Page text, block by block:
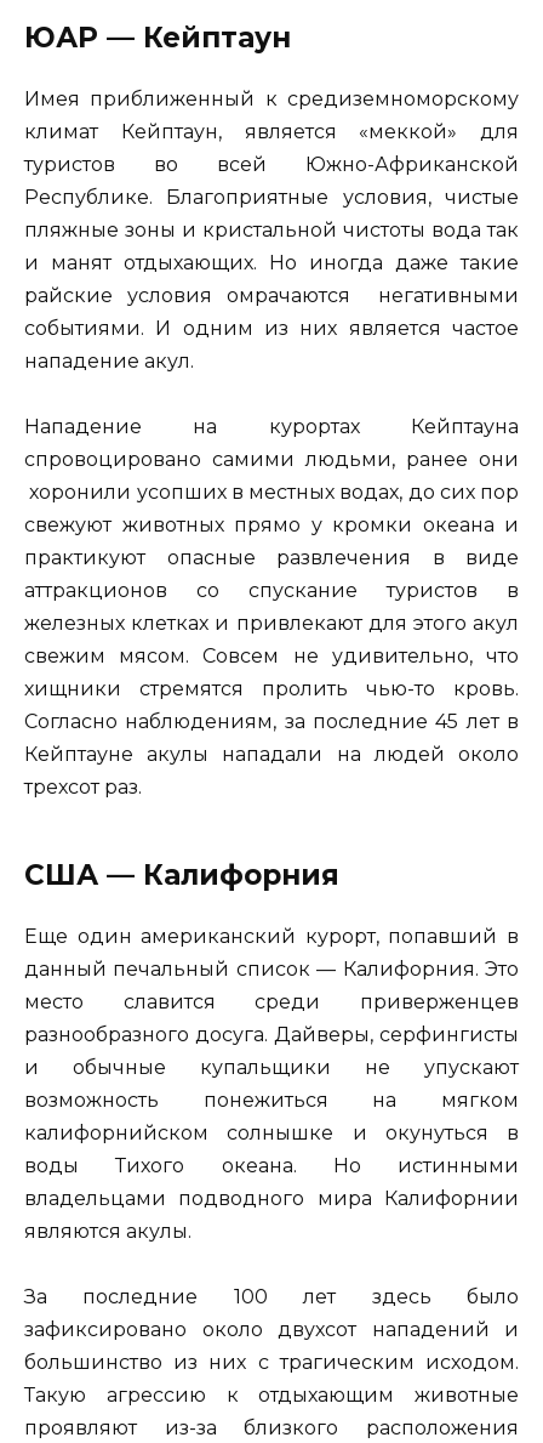
ЮАР — Кейптаун
Имея приближенный к средиземноморскому
климат Кейптаун, является «меккой» для
туристов во всей Южно-Африканской
Республике. Благоприятные условия, чистые
пляжные зоны и кристальной чистоты вода так
и манят отдыхающих. Но иногда даже такие
райские условия омрачаются негативными
событиями. И одним из них является частое
нападение акул.
Нападение на курортах Кейптауна
спровоцировано самими людьми, ранее они
хоронили усопших в местных водах, до сих пор
свежуют животных прямо у кромки океана и
практикуют опасные развлечения в виде
аттракционов со спускание туристов в
железных клетках и привлекают для этого акул
свежим мясом. Совсем не удивительно, что
хищники стремятся пролить чью-то кровь.
Согласно наблюдениям, за последние 45 лет в
Кейптауне акулы нападали на людей около
трехсот раз.
США — Калифорния
Еще один американский курорт, попавший в
данный печальный список — Калифорния. Это
место славится среди приверженцев
разнообразного досуга. Дайверы, серфингисты
и обычные купальщики не упускают
возможность понежиться на мягком
калифорнийском солнышке и окунуться в
воды Тихого океана. Но истинными
владельцами подводного мира Калифорнии
являются акулы.
За последние 100 лет здесь было
зафиксировано около двухсот нападений и
большинство из них с трагическим исходом.
Такую агрессию к отдыхающим животные
проявляют из-за близкого расположения